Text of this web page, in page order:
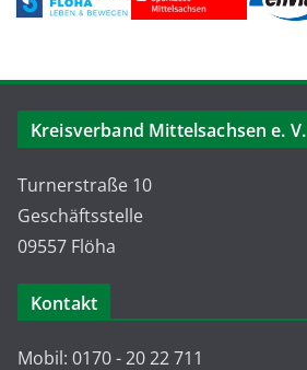
Kreisverband Mittelsachsen e. V.
Turnerstraße 10
Geschäftsstelle
09557 Flöha
Kontakt
Mobil: 0170 - 20 22 711